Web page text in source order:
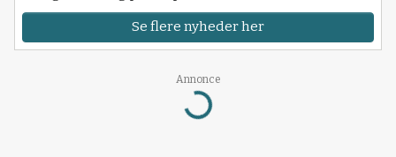
Se flere nyheder her
Annonce
Loading...